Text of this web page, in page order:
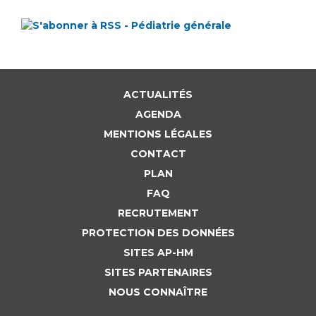
Nos indicateurs qualité et de sécurité des soins
Protection des données
Les recherches en santé à l’AP-HM
Documents utiles
ACTUALITÉS
AGENDA
MENTIONS LÉGALES
CONTACT
PLAN
FAQ
RECRUTEMENT
PROTECTION DES DONNÉES
SITES AP-HM
SITES PARTENAIRES
NOUS CONNAÎTRE